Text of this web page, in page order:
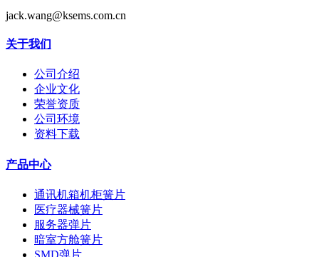
jack.wang@ksems.com.cn
关于我们
公司介绍
企业文化
荣誉资质
公司环境
资料下载
产品中心
通讯机箱机柜簧片
医疗器械簧片
服务器弹片
暗室方舱簧片
SMD弹片